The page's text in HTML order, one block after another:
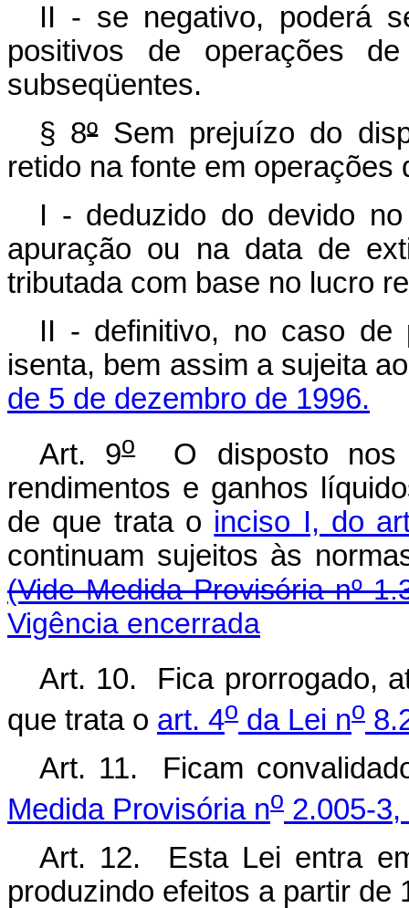
II - se negativo, poderá
positivos de operações de
subseqüentes.
§ 8ºSem prejuízo do
retido na fonte em operações
I - deduzido do devido
apuração ou na data de
tributada com base no lucro
II - definitivo, no caso de
isenta, bem assim a sujeita
de 5 de dezembro de 1996.
Art. 9oO disposto nos
rendimentos e ganhos
de que trata o inciso I, do
continuam sujeitos às
(Vide Medida Provisória nº
Vigência encerrada
Art. 10. Fica prorrogado,
que trata o art. 4o da Lei no
Art. 11. Ficam
Medida Provisória no 2.005-
Art. 12. Esta Lei entra
produzindo efeitos a partir de